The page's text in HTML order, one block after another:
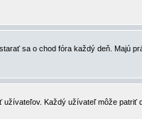
sa o chod fóra každý deň.
Každý užívateľ môže